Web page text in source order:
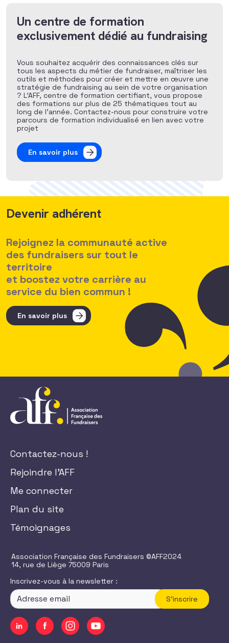
Un centre de formation
exclusivement dédié au fundraising
Vous souhaitez acquérir des connaissances clés sur
tous les aspects du métier de fundraiser, maîtriser les
outils et méthodes pour créer et mettre en œuvre une
stratégie de fundraising au sein de votre organisation
? L’AFF, centre de formation certifiant, vous propose
des formations sur plus de 25 thématiques tout au
long de l’année. Contactez-nous pour construire votre
parcours de formation individualisé en lien avec votre
projet
En savoir plus
Devenir adhérent
Rejoignez la communauté active
des fundraisers sur tout le
territoire
et boostez votre carrière au
service du bien commun !
En savoir plus
Contactez-nous !
Rejoindre l'AFF
Me connecter
Plan du site
Témoignages
Association Française des Fundraisers ©AFF2024
14, rue de Liège 75009 Paris
Inscrivez-vous à la newsletter :
S'inscrire